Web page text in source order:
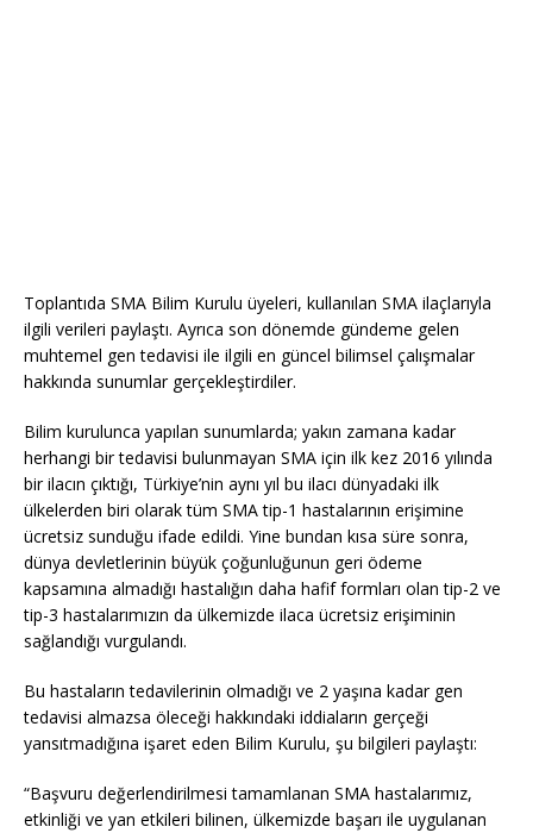
Toplantıda SMA Bilim Kurulu üyeleri, kullanılan SMA ilaçlarıyla
ilgili verileri paylaştı. Ayrıca son dönemde gündeme gelen
muhtemel gen tedavisi ile ilgili en güncel bilimsel çalışmalar
hakkında sunumlar gerçekleştirdiler.
Bilim kurulunca yapılan sunumlarda; yakın zamana kadar
herhangi bir tedavisi bulunmayan SMA için ilk kez 2016 yılında
bir ilacın çıktığı, Türkiye’nin aynı yıl bu ilacı dünyadaki ilk
ülkelerden biri olarak tüm SMA tip-1 hastalarının erişimine
ücretsiz sunduğu ifade edildi. Yine bundan kısa süre sonra,
dünya devletlerinin büyük çoğunluğunun geri ödeme
kapsamına almadığı hastalığın daha hafif formları olan tip-2 ve
tip-3 hastalarımızın da ülkemizde ilaca ücretsiz erişiminin
sağlandığı vurgulandı.
Bu hastaların tedavilerinin olmadığı ve 2 yaşına kadar gen
tedavisi almazsa öleceği hakkındaki iddiaların gerçeği
yansıtmadığına işaret eden Bilim Kurulu, şu bilgileri paylaştı:
“Başvuru değerlendirilmesi tamamlanan SMA hastalarımız,
etkinliği ve yan etkileri bilinen, ülkemizde başarı ile uygulanan